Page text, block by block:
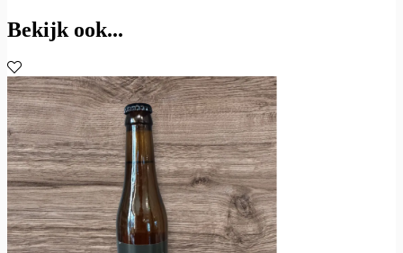
Bekijk ook...